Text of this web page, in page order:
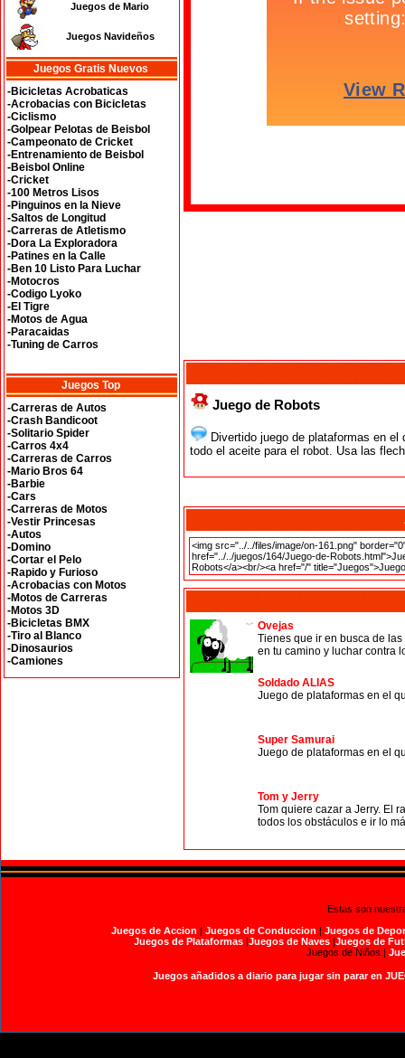
Juegos de Mario
Juegos Navideños
Juegos Gratis Nuevos
-Bicicletas Acrobaticas
-Acrobacias con Bicicletas
-Ciclismo
-Golpear Pelotas de Beisbol
-Campeonato de Cricket
-Entrenamiento de Beisbol
-Beisbol Online
-Cricket
-100 Metros Lisos
-Pinguinos en la Nieve
-Saltos de Longitud
-Carreras de Atletismo
-Dora La Exploradora
-Patines en la Calle
-Ben 10 Listo Para Luchar
-Motocros
-Codigo Lyoko
-El Tigre
-Motos de Agua
-Paracaidas
-Tuning de Carros
Juegos Top
-Carreras de Autos
-Crash Bandicoot
-Solitario Spider
-Carros 4x4
-Carreras de Carros
-Mario Bros 64
-Barbie
-Cars
-Carreras de Motos
-Vestir Princesas
-Autos
-Domino
-Cortar el Pelo
-Rapido y Furioso
-Acrobacias con Motos
-Motos de Carreras
-Motos 3D
-Bicicletas BMX
-Tiro al Blanco
-Dinosaurios
-Camiones
Juego de Robots
Divertido juego de plataformas en el
todo el aceite para el robot. Usa las
Ovejas
Tienes que ir en busca de
en tu camino y luchar contra
Soldado ALIAS
Juego de plataformas en el
Super Samurai
Juego de plataformas en el
Tom y Jerry
Tom quiere cazar a Jerry. El
todos los obstáculos e ir lo
Estas son
Juegos de Accion | Juegos de Conduccion | Juegos de
Juegos de Plataformas|Juegos de Naves|Juegos de
Juegos de Niños |
Juegos añadidos a diario para jugar sin parar en